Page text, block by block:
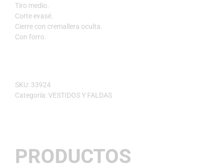
Tiro medio.
Corte evasé.
Cierre con cremallera oculta.
Con forro.
SKU: 33924
Categoría: VESTIDOS Y FALDAS
PRODUCTOS